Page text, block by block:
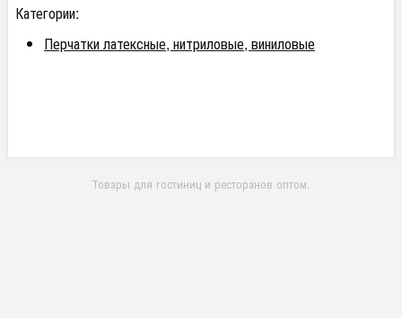
Категории:
Перчатки латексные, нитриловые, виниловые
Товары для гостиниц и ресторанов оптом.